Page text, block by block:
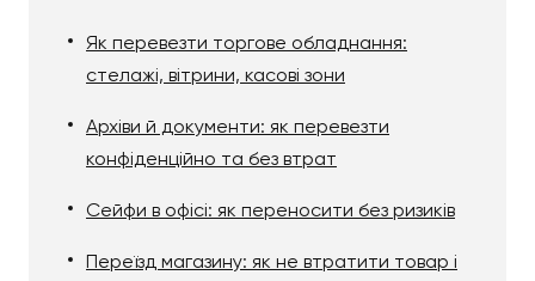
Як перевезти торгове обладнання:
стелажі, вітрини, касові зони
Архіви й документи: як перевезти
конфіденційно та без втрат
Сейфи в офісі: як переносити без ризиків
Переїзд магазину: як не втратити товар і